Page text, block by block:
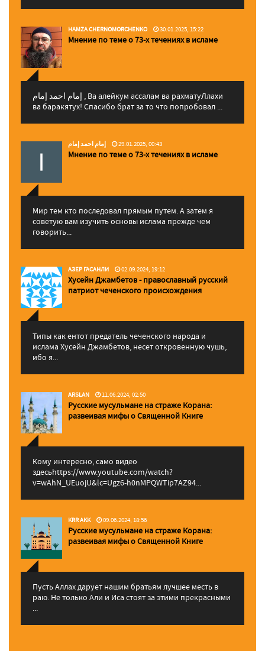
HAMZA CHERNOMORCHENKO 30.01.2025, 15:22
Мнение по теме о 73-х течениях в исламе
إمام احمد إمام , Ва алейкум ассалам ва рахматуЛлахи
ва баракятух! Спасибо брат за то что попробовал ...
إمام احمد إمام 29.01.2025, 00:43
Мнение по теме о 73-х течениях в исламе
Мир тем кто последовал прямым путем. А затем я
советую вам изучить основы ислама прежде чем
говорить...
АЗЕР ГАСАНЛИ 02.09.2024, 19:12
Хусейн Джамбетов - православный русский
патриот чеченского происхождения
Типы как ентот предатель чеченского народа и
ислама Хусейн Джамбетов, несет откровенную чушь,
ибо я...
ARSLAN 11.06.2024, 02:50
Русские мусульмане на страже Корана:
pазвеивая мифы о Священной Книге
Кому интересно, само видео
здесьhttps://www.youtube.com/watch?
v=wAhN_UEuojU&lc=Ugz6-h0nMPQWTip7AZ94...
KRR AKK 09.06.2024, 18:56
Русские мусульмане на страже Корана:
pазвеивая мифы о Священной Книге
Пусть Аллах дарует нашим братьям лучшее месть в
раю. Не только Али и Иса стоят за этими прекрасными
...